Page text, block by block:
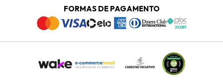
Termos e Condições
Trabalhe Conosco
Termos e Condições
Política de Privacidade
FORMAS DE PAGAMENTO